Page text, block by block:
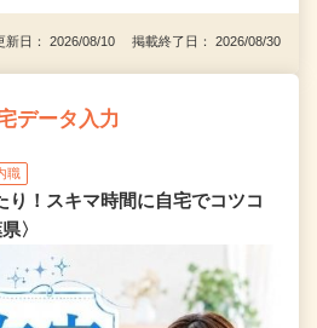
新日： 2026/08/10 掲載終了日： 2026/08/30
データ入力
職
り！スキマ時間に自宅でコツコ
〉